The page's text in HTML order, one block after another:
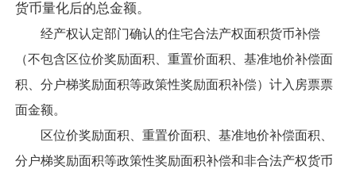
货币量化后的总金额。
经产权认定部门确认的住宅合法产权面积货币补偿
（不包含区位价奖励面积、重置价面积、基准地价补偿面
积、分户梯奖励面积等政策性奖励面积补偿）计入房票票
面金额。
区位价奖励面积、重置价面积、基准地价补偿面积、
分户梯奖励面积等政策性奖励面积补偿和非合法产权货币